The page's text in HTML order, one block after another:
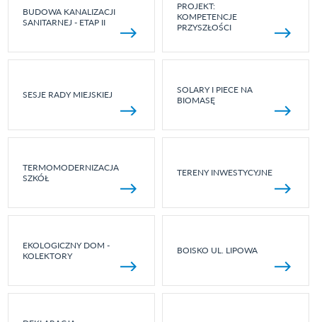
BUDOWA KANALIZACJI
SANITARNEJ - ETAP II
PROJEKT:
KOMPETENCJE
PRZYSZŁOŚCI
SESJE RADY MIEJSKIEJ
SOLARY I PIECE NA
BIOMASĘ
TERMOMODERNIZACJA
SZKÓŁ
TERENY INWESTYCYJNE
EKOLOGICZNY DOM -
KOLEKTORY
BOISKO UL. LIPOWA